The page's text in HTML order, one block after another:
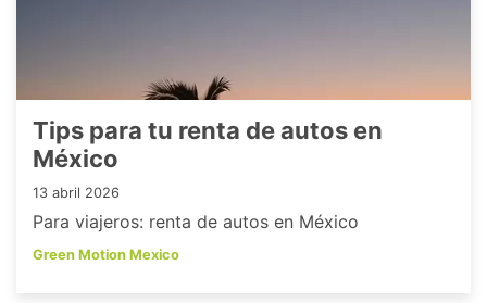
Tips para tu renta de autos en
México
13 abril 2026
Para viajeros: renta de autos en México
Green Motion Mexico